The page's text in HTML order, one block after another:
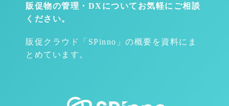
販促物の管理・DXについて お気軽にご相談
ください。
販促クラウド「SPinno」の概要を資料にま
とめています。